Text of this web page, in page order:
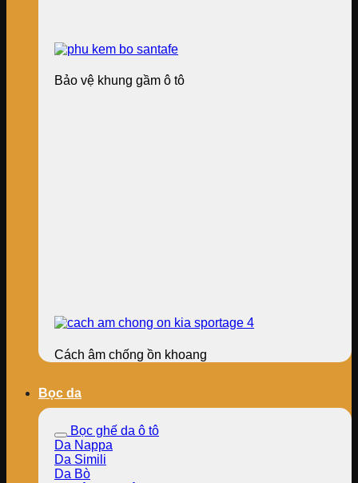
Bảo vệ khung gầm ô tô
Cách âm chống ồn khoang
Bọc da
Bọc ghế da ô tô
Da Nappa
Da Simili
Da Bò